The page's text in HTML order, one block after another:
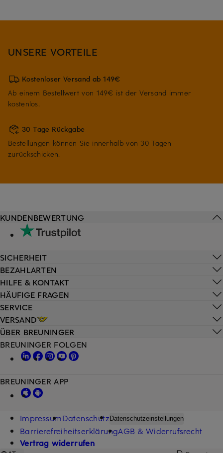
UNSERE VORTEILE
Kostenloser Versand ab 149€
Ab einem Bestellwert von 149€ ist der Versand immer
kostenlos.
30 Tage Rückgabe
Bestellungen können Sie innerhalb von 30 Tagen
zurückschicken.
HILFE & KONTAKT
HÄUFIGE FRAGEN
SERVICE
VERSAND
KUNDENBEWERTUNG
SICHERHEIT
BEZAHLARTEN
ÜBER BREUNINGER
BREUNINGER FOLGEN
BREUNINGER APP
ImpressumDatenschutz Datenschutzeinstellungen
BarrierefreiheitserklärungAGB & Widerrufsrecht
Vertrag widerrufen